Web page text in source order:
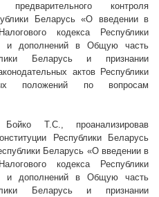
контроля
Беларусь «О введении в
кодекса Республики
и дополнений в Общую часть
Беларусь и признании
актов Республики
положений по вопросам
Т.С., проанализировав
Республики Беларусь
Беларусь «О введении в
кодекса Республики
и дополнений в Общую часть
Беларусь и признании